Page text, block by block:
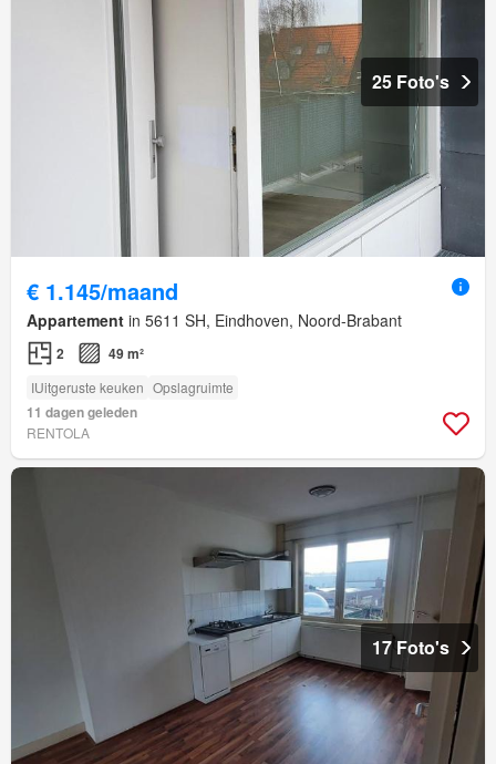
25 Foto's
€ 1.145/maand
Appartement in 5611 SH, Eindhoven, Noord-Brabant
2 49 m²
IUitgeruste keuken Opslagruimte
11 dagen geleden
RENTOLA
17 Foto's